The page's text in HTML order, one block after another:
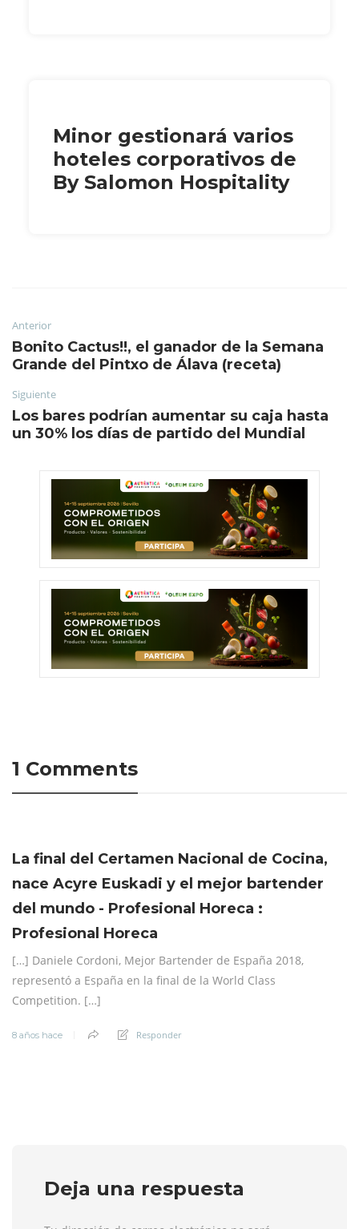
Minor gestionará varios
hoteles corporativos de
By Salomon Hospitality
Anterior
Bonito Cactus!!, el ganador de la Semana
Grande del Pintxo de Álava (receta)
Siguiente
Los bares podrían aumentar su caja hasta
un 30% los días de partido del Mundial
1 Comments
La final del Certamen Nacional de Cocina,
nace Acyre Euskadi y el mejor bartender
del mundo - Profesional Horeca :
Profesional Horeca
[…] Daniele Cordoni, Mejor Bartender de España 2018,
representó a España en la final de la World Class
Competition. […]
8 años hace Responder
Deja una respuesta